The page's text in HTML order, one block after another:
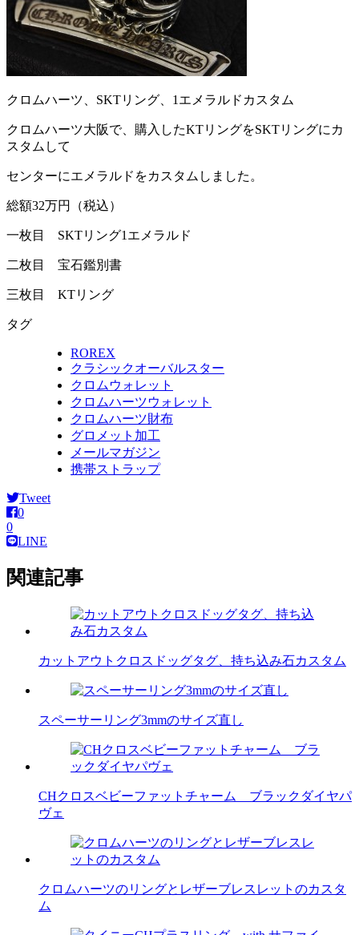
クロムハーツ、SKTリング、1エメラルドカスタム
クロムハーツ大阪で、購入したKTリングをSKTリングにカ
スタムして
センターにエメラルドをカスタムしました。
総額32万円（税込）
一枚目 SKTリング1エメラルド
二枚目 宝石鑑別書
三枚目 KTリング
タグ
ROREX
クラシックオーバルスター
クロムウォレット
クロムハーツウォレット
クロムハーツ財布
グロメット加工
メールマガジン
携帯ストラップ
Tweet
0
0
LINE
関連記事
カットアウトクロスドッグタグ、持ち込み石カスタム
スペーサーリング3mmのサイズ直し
CHクロスベビーファットチャーム ブラックダイヤパ
ヴェ
クロムハーツのリングとレザーブレスレットのカスタ
ム